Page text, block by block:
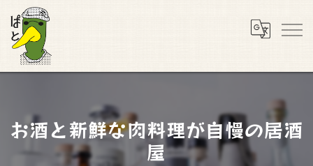
お酒と新鮮な肉料理が自慢の居酒
屋